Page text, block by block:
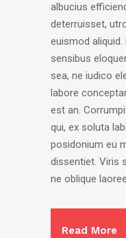
albucius
deterruisset,
euismod
sensibus
sea, ne iudico
labore
est an.
qui, ex soluta
posidonium eu
dissentiet. Viris
ne oblique
Read More